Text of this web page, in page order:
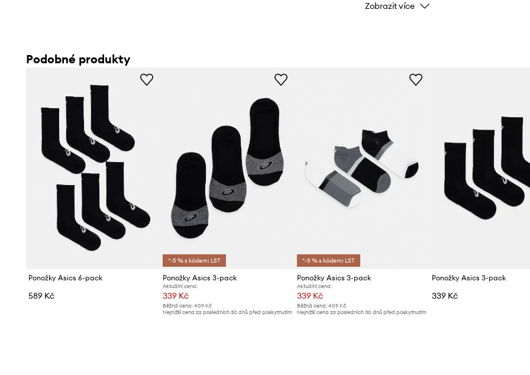
Barva
Výrobce
Zobrazit více
Podobné produkty
Ponožky Asics 6-pack
589 Kč
*-5 % s kódem: LST
Ponožky Asics 3-pack
Aktuální cena:
339 Kč
Běžná cena:409 Kč
Nejnižší cena za posledních 30 dnů před poskytnutím
*-5 % s kódem: LST
Ponožky Asics 3-pack
Aktuální cena:
339 Kč
Běžná cena: 409 Kč
Nejnižší cena za posledních 30 dnů před poskytnutím
Ponožky Asics 3-pack
339 Kč